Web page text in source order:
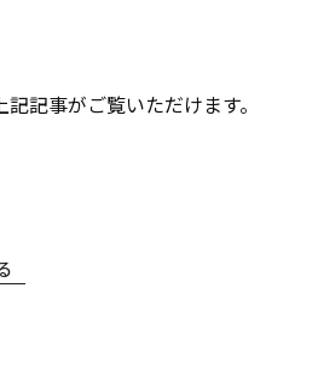
記事がご覧いただけます。